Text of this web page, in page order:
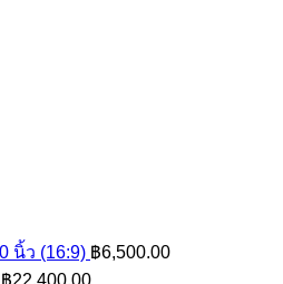
นิ้ว (16:9) ฿6,500.00
฿22,400.00Price